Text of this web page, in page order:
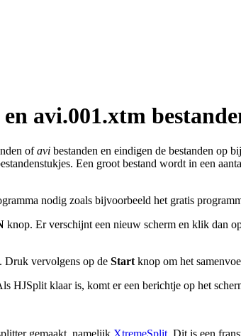
avi.001.xtm
ofavi bestanden en eindigen de bestanden op
Een groot bestand wordt in een
nodig zoals bijvoorbeeld het gratis
knop. Er verschijnt een nieuw scherm en klik dan
Druk vervolgens op de Start knop om het
HJSplit klaar is, komt er een berichtje op het
gemaakt, namelijk XtremeSplit. Dit is een